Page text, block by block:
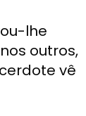
lhe
outros,
vê